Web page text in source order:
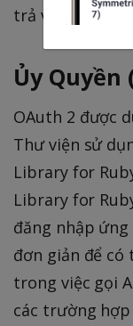
trả về từ server.
Ủy
OAuth 2 được
Thư viện sử
Library for
Library for
đăng nhập
đơn giản để có
trong việc gọi
các trường